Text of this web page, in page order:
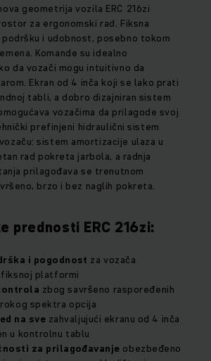
geometrija vozila ERC 216zi
za ergonomski rad. Fiksna
i udobnost, posebno tokom
Komande su idealno
da vozači mogu intuitivno da
Ekran od 4 inča koji se lako prati
tabli, a dobro dizajniran sistem
vozačima da prilagode svoj
prefinjeni hidraulični sistem
sistem amortizacije ulaza u
rad pokreta jarbola, a radnja
prilagođava se trenutnom
brzo i bez naglih pokreta.
prednosti ERC 216zi:
i pogodnost za vozača
fiksnoj platformi
zbog savršeno raspoređenih
spektra opcija
na sve zahvaljujući ekranu od 4 inča
u kontrolnu tablu
za prilagođavanje obezbeđeno